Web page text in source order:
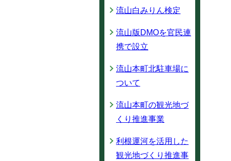
流山白みりん検定
流山版DMOを官民連
携で設立
流山本町北駐車場に
ついて
流山本町の観光地づ
くり推進事業
利根運河を活用した
観光地づくり推進事